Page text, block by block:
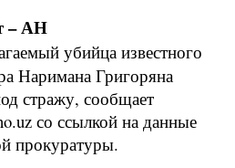
– АН
убийца известного
Наримана Григоряна
стражу, сообщает
со ссылкой на данные
прокуратуры.